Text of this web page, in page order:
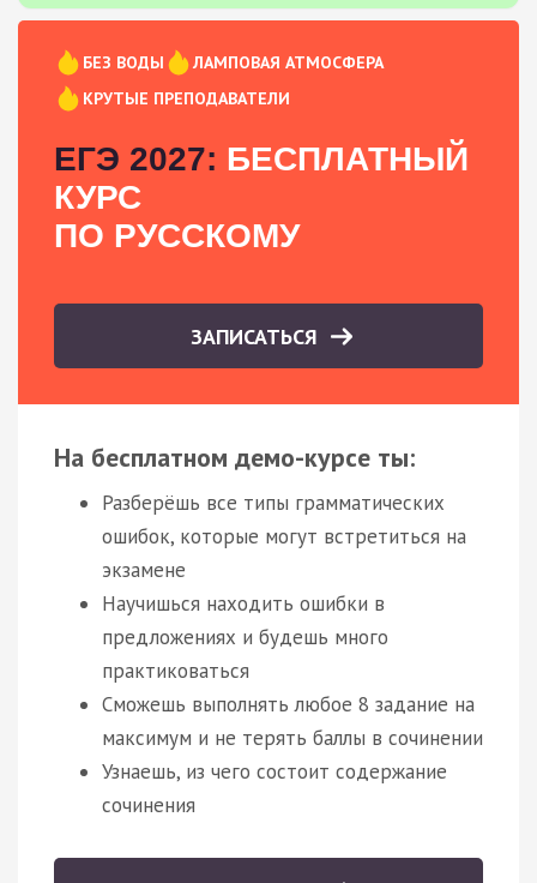
БЕЗ ВОДЫ
ЛАМПОВАЯ АТМОСФЕРА
КРУТЫЕ ПРЕПОДАВАТЕЛИ
ЕГЭ 2027: БЕСПЛАТНЫЙ
КУРС
ПО РУССКОМУ
ЗАПИСАТЬСЯ
На бесплатном демо-курсе ты:
Разберёшь все типы грамматических
ошибок, которые могут встретиться на
экзамене
Научишься находить ошибки в
предложениях и будешь много
практиковаться
Сможешь выполнять любое 8 задание на
максимум и не терять баллы в сочинении
Узнаешь, из чего состоит содержание
сочинения